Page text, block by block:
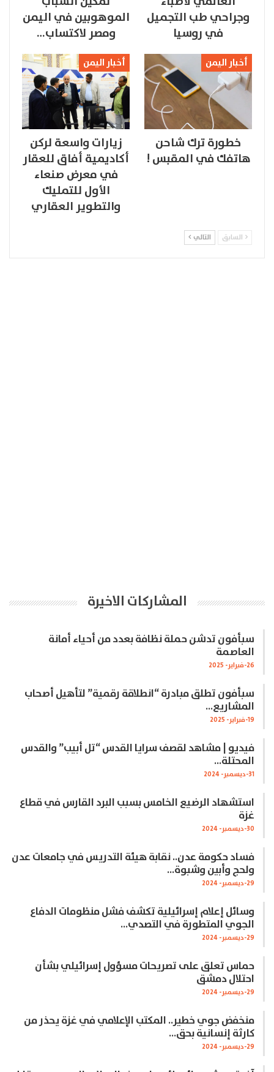
وجراحي طب التجميل
في روسيا
الموهوبين في اليمن
ومصر لاكتساب…
أخبار اليمن
خطورة ترك شاحن
هاتفك في المقبس !
أخبار اليمن
زيارات واسعة لركن
أكاديمية أفاق للعقار
في معرض صنعاء
الأول للتمليك
والتطوير العقاري
السابق التالي
المشاركات الاخيرة
سبأفون تدشن حملة نظافة بعدد من أحياء أمانة
العاصمة
26-فبراير- 2025
سبأفون تطلق مبادرة “انطلاقة رقمية” لتأهيل أصحاب
المشاريع…
19-فبراير- 2025
فيديو | مشاهد لقصف سرايا القدس “تل أبيب” والقدس
المحتلة…
31-ديسمبر- 2024
استشهاد الرضيع الخامس بسبب البرد القارس في قطاع
غزة
30-ديسمبر- 2024
فساد حكومة عدن.. نقابة هيئة التدريس في جامعات عدن
ولحج وأبين وشبوة…
29-ديسمبر- 2024
وسائل إعلام إسرائيلية تكشف فشل منظومات الدفاع
الجوي المتطورة في التصدي…
29-ديسمبر- 2024
حماس تعلق على تصريحات مسؤول إسرائيلي بشأن
احتلال دمشق
29-ديسمبر- 2024
منخفض جوي خطير.. المكتب الإعلامي في غزة يحذر من
كارثة إنسانية بحق…
29-ديسمبر- 2024